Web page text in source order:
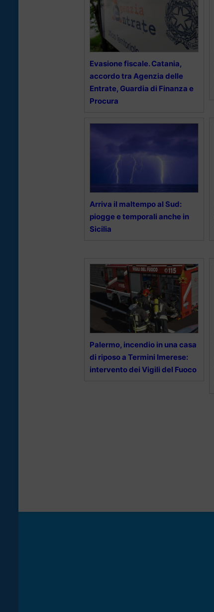
Evasione fiscale. Catania,
accordo tra Agenzia delle
Entrate, Guardia di Finanza e
Procura
Arriva il maltempo al Sud:
piogge e temporali anche in
Sicilia
Palermo, incendio in una casa
di riposo a Termini Imerese:
intervento dei Vigili del Fuoco